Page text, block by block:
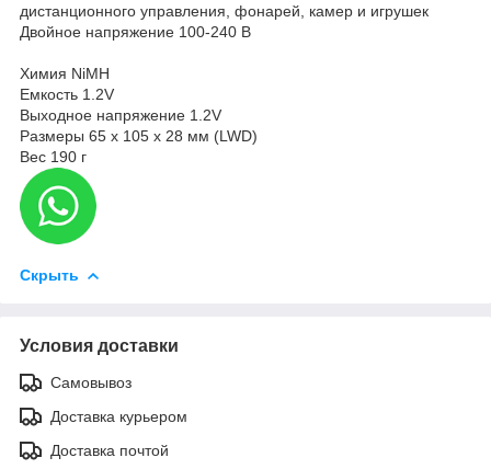
дистанционного управления, фонарей, камер и игрушек
Двойное напряжение 100-240 В
Химия NiMH
Емкость 1.2V
Выходное напряжение 1.2V
Размеры 65 x 105 x 28 мм (LWD)
Вес 190 г
Скрыть
Условия доставки
Самовывоз
Доставка курьером
Доставка почтой